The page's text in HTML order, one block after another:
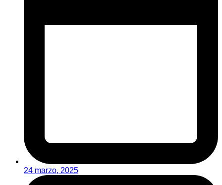
24 marzo, 2025